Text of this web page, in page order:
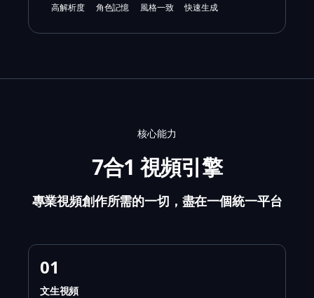
高解析度 角色記憶 風格一致 快速生成
核心能力
7合1 視頻引擎
專業視頻創作所需的一切，盡在一個統一平台
01
文生視頻